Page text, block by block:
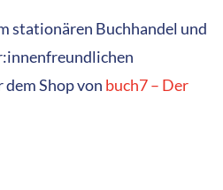
stationären Buchhandel und
dem Shop von buch7 – Der